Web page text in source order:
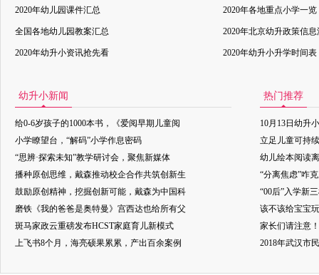
2020年幼儿园课件汇总 2020年各地重点小学一览
全国各地幼儿园教案汇总 2020年北京幼升政策信息
2020年幼升小资讯抢先看 2020年幼升小升学时间表
幼升小新闻
给0-6岁孩子的1000本书，《爱阅早期儿童阅
小学瞭望台，“解码”小学作息密码
“思辨·探索未知”教学研讨会，聚焦新媒体
播种原创思维，戴森推动校企合作共筑创新生
鼓励原创精神，挖掘创新可能，戴森为中国科
磨铁《我的爸爸是奥特曼》宫西达也给所有父
斑马家政云重磅发布HCST家庭育儿新模式
上飞书8个月，海亮硕果累累，产出百余案例
热门推荐
10月13日幼升
立足儿童可持
幼儿绘本阅读
“分离焦虑”咋
“00后”入学新
该不该给宝宝
家长们请注意
2018年武汉市